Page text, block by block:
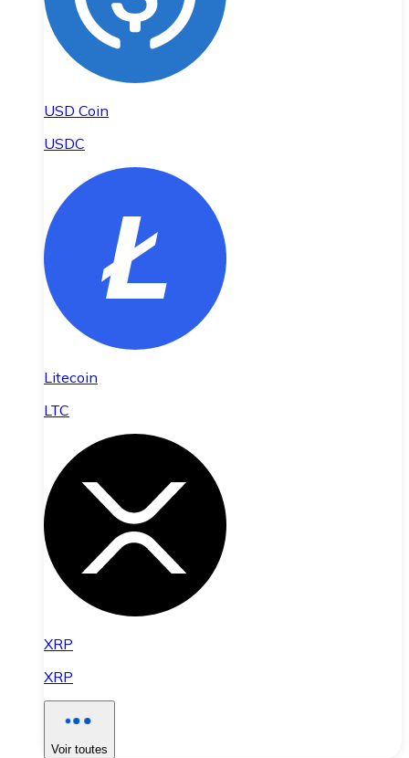
USD Coin
USDC
Litecoin
LTC
XRP
XRP
Voir toutes